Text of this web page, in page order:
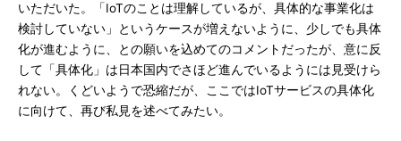
いただいた。「IoTのことは理解しているが、具体的な事業化は
検討していない」というケースが増えないように、少しでも具体
化が進むように、との願いを込めてのコメントだったが、意に反
して「具体化」は日本国内でさほど進んでいるようには見受けら
れない。くどいようで恐縮だが、ここではIoTサービスの具体化
に向けて、再び私見を述べてみたい。